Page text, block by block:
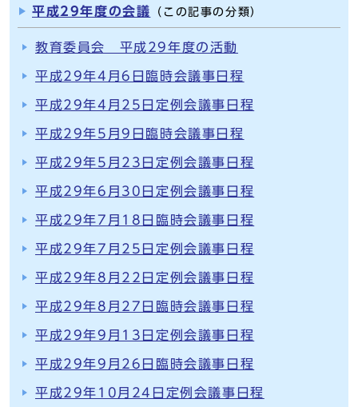
平成29年度の会議 （この記事の分類）
教育委員会 平成29年度の活動
平成29年4月6日臨時会議事日程
平成29年4月25日定例会議事日程
平成29年5月9日臨時会議事日程
平成29年5月23日定例会議事日程
平成29年6月30日定例会議事日程
平成29年7月18日臨時会議事日程
平成29年7月25日定例会議事日程
平成29年8月22日定例会議事日程
平成29年8月27日臨時会議事日程
平成29年9月13日定例会議事日程
平成29年9月26日臨時会議事日程
平成29年10月24日定例会議事日程